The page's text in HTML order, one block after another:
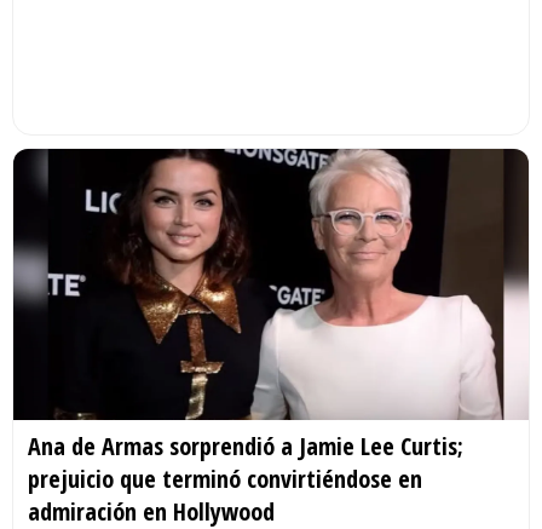
Ana de Armas sorprendió a Jamie Lee Curtis;
prejuicio que terminó convirtiéndose en
admiración en Hollywood